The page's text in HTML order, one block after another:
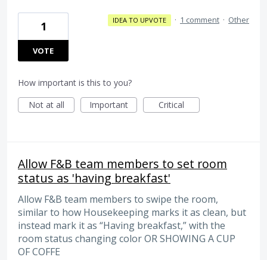
1
VOTE
IDEA TO UPVOTE · 1 comment · Other
How important is this to you?
Not at all
Important Critical
Allow F&B team members to set room
status as 'having breakfast'
Allow F&B team members to swipe the room,
similar to how Housekeeping marks it as clean, but
instead mark it as “Having breakfast,” with the
room status changing color OR SHOWING A CUP
OF COFFE